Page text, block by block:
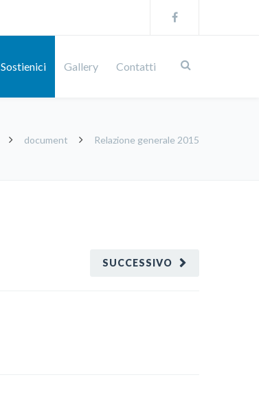
Sostienici Gallery Contatti
document Relazione generale 2015
SUCCESSIVO